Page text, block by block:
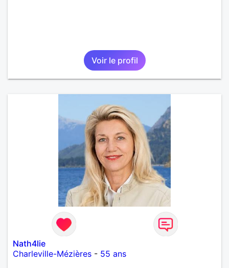
Voir le profil
Nath4lie
Charleville-Mézières - 55 ans